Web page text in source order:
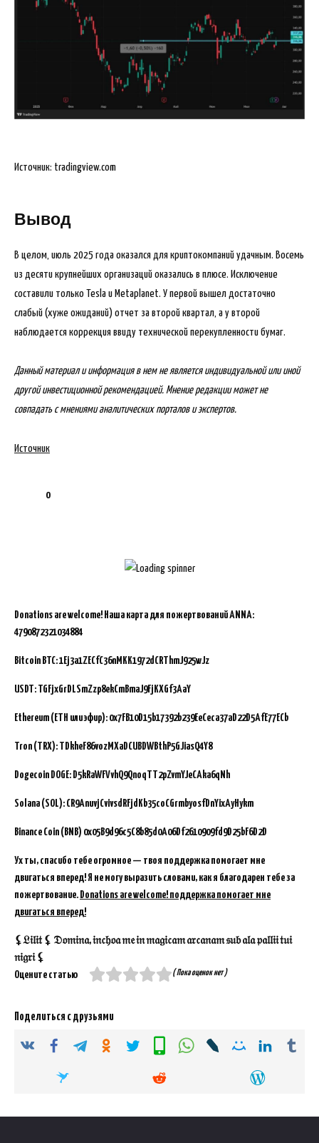
Источник: tradingview.com
Вывод
В целом, июль 2025 года оказался для криптокомпаний удачным. Восемь
из десяти крупнейших организаций оказались в плюсе. Исключение
составили только Tesla и Metaplanet. У первой вышел достаточно
слабый (хуже ожиданий) отчет за второй квартал, а у второй
наблюдается коррекция ввиду технической перекупленности бумаг.
Данный материал и информация в нем не является индивидуальной или иной
другой инвестиционной рекомендацией. Мнение редакции может не
совпадать с мнениями аналитических порталов и экспертов.
Источник
0
Donations are welcome! Наша карта для пожертвований ANNA:
4790872321034884
Bitcoin BTC:1Ej3a1ZECfC36nMKK1972dCRThmJ925wJz
USDT: TGFjxGrDLSmZzp8ekCmBmaJ9FjKXGf3AaY
Ethereum (ETH или эфир): 0x7FB10D15b17392b239EeCeca37aD22D5AfE77ECb
Tron (TRX): TDkheF86vozMXaDCUBDWBthP5GJiasQ4Y8
Dogecoin DOGE: D5kRaWFVvhQ9QnoqTT2pZvmYJeCAka6qNh
Solana (SOL): CR9AnuvjCvivsdRFjdKb35coCGrmbyosfDnYixAyHykm
Binance Coin (BNB) 0x05B9d96c5C8b85d0A06Df2610909fd9D25bF6D2D
Ух ты, спасибо тебе огромное — твоя поддержка помогает мне
двигаться вперед! Я не могу выразить словами, как я благодарен тебе за
пожертвование. Donations are welcome! поддержка помогает мне
двигаться вперед!
⚸𝔏𝔦𝔩𝔦𝔱 ⚸ 𝔇𝔬𝔪𝔦𝔫𝔞, 𝔦𝔫𝔠𝔥𝔬𝔞 𝔪𝔢 𝔦𝔫 𝔪𝔞𝔤𝔦𝔠𝔞𝔪 𝔞𝔯𝔠𝔞𝔫𝔞𝔪 𝔰𝔲𝔟 𝔞𝔩𝔞 𝔭𝔞𝔩𝔩𝔦𝔦 𝔱𝔲𝔦
𝔫𝔦𝔤𝔯𝔦 ⚸
Оцените статью
( Пока оценок нет )
Поделиться с друзьями